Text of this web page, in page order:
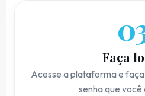
Faça
Acesse a plataforma e faça
senha que você